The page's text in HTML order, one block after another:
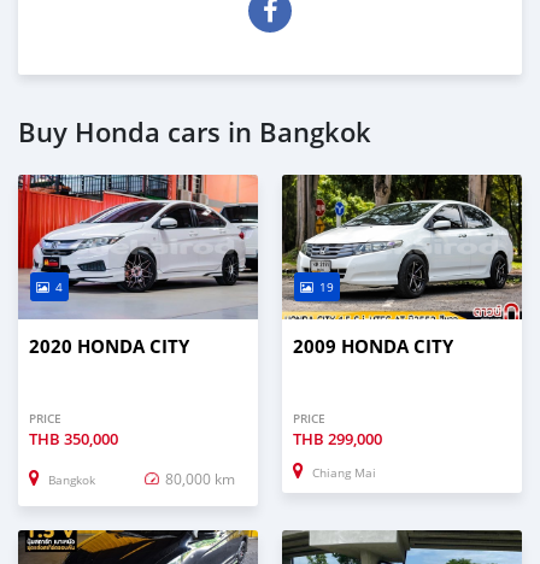
Buy Honda cars in Bangkok
4
2020 HONDA CITY
PRICE
THB 350,000
Bangkok 80,000 km
19
2009 HONDA CITY
PRICE
THB 299,000
Chiang Mai